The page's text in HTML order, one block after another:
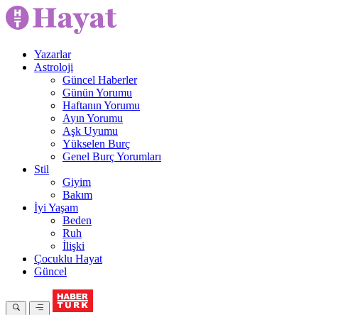
Yazarlar
Astroloji
Güncel Haberler
Günün Yorumu
Haftanın Yorumu
Ayın Yorumu
Aşk Uyumu
Yükselen Burç
Genel Burç Yorumları
Stil
Giyim
Bakım
İyi Yaşam
Beden
Ruh
İlişki
Çocuklu Hayat
Güncel